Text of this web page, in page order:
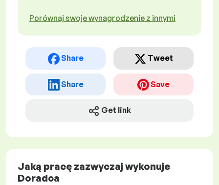
Porównaj swoje wynagrodzenie z innymi
Share Tweet
Share Save
Get link
Jaką pracę zazwyczaj wykonuje
Doradca